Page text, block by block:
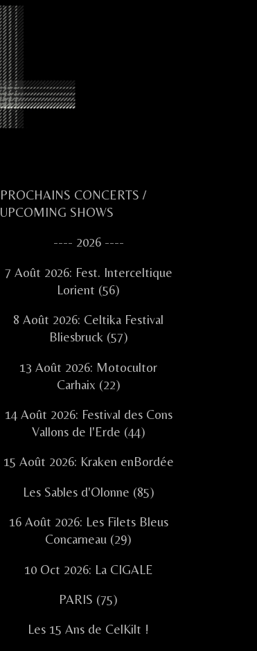
Primary
PROCHAINS CONCERTS /
UPCOMING SHOWS
---- 2026 ----
7 Août 2026: Fest. Interceltique
Lorient (56)
8 Août 2026: Celtika Festival
Bliesbruck (57)
13 Août 2026: Motocultor
Carhaix (22)
14 Août 2026: Festival des Cons
Vallons de l'Erde (44)
15 Août 2026: Kraken enBordée
Les Sables d'Olonne (85)
16 Août 2026: Les Filets Bleus
Concarneau (29)
10 Oct 2026: La CIGALE
PARIS (75)
Les 15 Ans de CelKilt !